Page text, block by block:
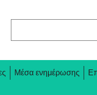
Μέσα ενημέρωσης